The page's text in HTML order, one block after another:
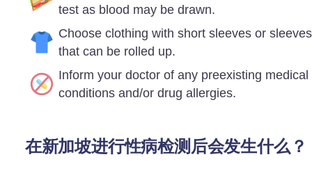
test as blood may be drawn.
Choose clothing with short sleeves or sleeves
that can be rolled up.
Inform your doctor of any preexisting medical
conditions and/or drug allergies.
在新加坡进行性病检测后会发生什么？